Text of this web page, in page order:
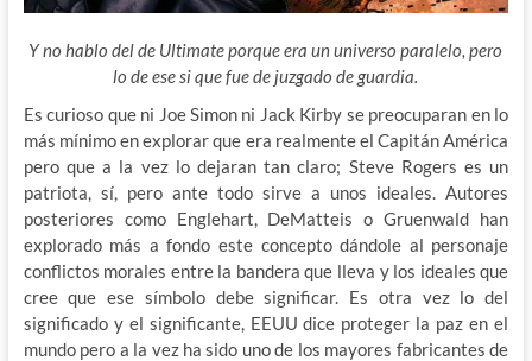
Y no hablo del de Ultimate porque era un universo paralelo, pero
lo de ese si que fue de juzgado de guardia.
Es curioso que ni Joe Simon ni Jack Kirby se preocuparan en lo
más mínimo en explorar que era realmente el Capitán América
pero que a la vez lo dejaran tan claro; Steve Rogers es un
patriota, sí, pero ante todo sirve a unos ideales. Autores
posteriores como Englehart, DeMatteis o Gruenwald han
explorado más a fondo este concepto dándole al personaje
conflictos morales entre la bandera que lleva y los ideales que
cree que ese símbolo debe significar. Es otra vez lo del
significado y el significante, EEUU dice proteger la paz en el
mundo pero a la vez ha sido uno de los mayores fabricantes de